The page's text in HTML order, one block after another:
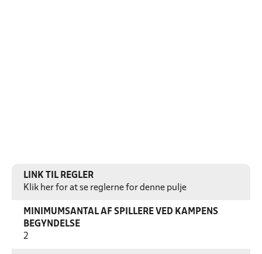
LINK TIL REGLER
Klik her for at se reglerne for denne pulje
MINIMUMSANTAL AF SPILLERE VED KAMPENS
BEGYNDELSE
2